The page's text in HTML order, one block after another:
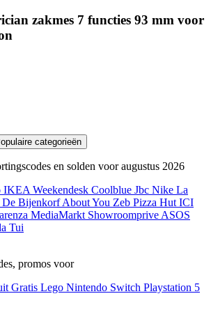
zakmes 7 functies 93 mm voor
categorieën
en solden voor augustus 2026
IKEA Weekendesk Coolblue Jbc Nike La
De BijenkorfAbout You Zeb Pizza Hut ICI
MediaMarkt Showroomprive ASOS
Tui
promos voor
Gratis Lego Nintendo Switch Playstation 5